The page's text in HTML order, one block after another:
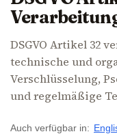
DSGVO Artikel 32
technische und
Verschlüsselung,
und regelmäßige
Auch verfügbar in: